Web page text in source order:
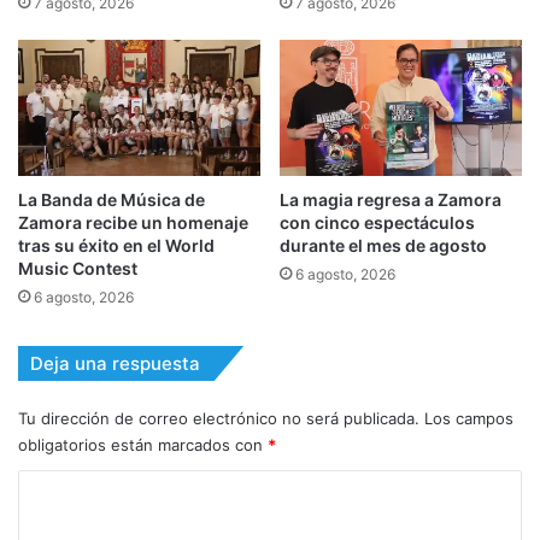
La Banda de Música de
Zamora recibe un homenaje
tras su éxito en el World
Music Contest
6 agosto, 2026
La magia regresa a Zamora
con cinco espectáculos
durante el mes de agosto
6 agosto, 2026
Deja una respuesta
Tu dirección de correo electrónico no será publicada. Los campos
obligatorios están marcados con *